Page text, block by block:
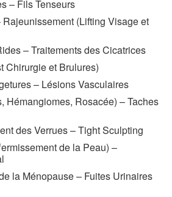
– Fils Tenseurs
(Lifting Visage et
– Traitements des Cicatrices
Chirurgie et Brulures)
– Lésions Vasculaires
Hémangiomes, Rosacée) – Taches
des Verrues – Tight Sculpting
de la Peau) –
la Ménopause – Fuites Urinaires